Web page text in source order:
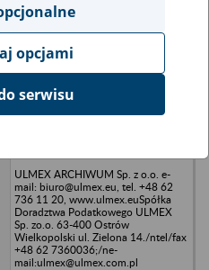
bazy
Towarzystwo Społeczno-Kulturalne
ULMEX ARCHIWUM Sp. z o.o. e-
mail: biuro@ulmex.eu, tel. +48 62
736 11 20, www.ulmex.euSpółka
Doradztwa Podatkowego ULMEX
Sp. zo.o. 63-400 Ostrów
Wielkopolski ul. Zielona 14./ntel/fax
+48 62 7360036;/ne-
mail:ulmex@ulmex.com.pl
opcjami
serwisu